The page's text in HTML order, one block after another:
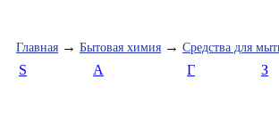
Главная → Бытовая химия → Средства для
S
А Г З